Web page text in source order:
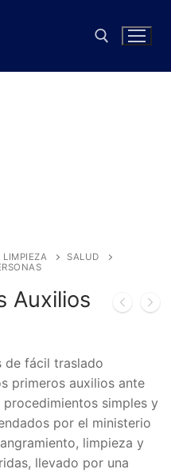
LIMPIEZA
SALUD
Auxilios
de fácil traslado
primeros auxilios ante
simples y
por el ministerio
limpieza y
llevado por una